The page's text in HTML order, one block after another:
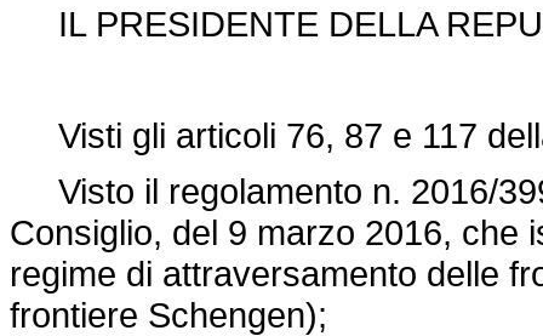
IL PRESIDENTE DELLA
Visti gli articoli 76, 87 e 117
Visto il regolamento n. 2016/
Consiglio, del 9 marzo 2016, che
regime di attraversamento delle
frontiere Schengen);